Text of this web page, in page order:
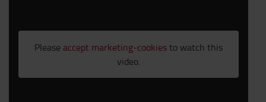
Please accept marketing-cookiesto watch this
video.